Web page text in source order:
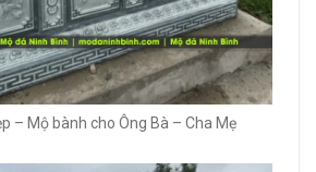
– Mộ bành cho Ông Bà – Cha Mẹ